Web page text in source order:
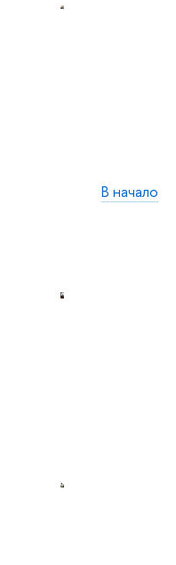
В начало